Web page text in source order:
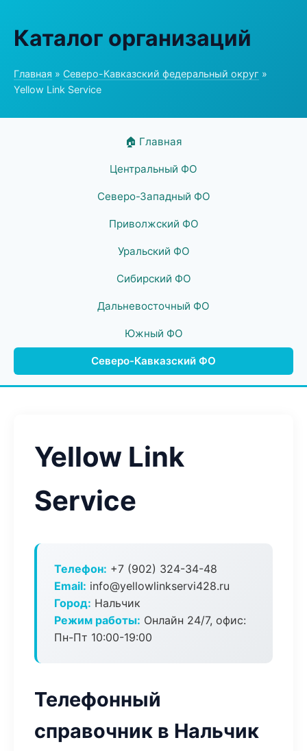
Каталог организаций
Главная » Северо-Кавказский федеральный округ »
Yellow Link Service
🏠 Главная
Центральный ФО
Северо-Западный ФО
Приволжский ФО
Уральский ФО
Сибирский ФО
Дальневосточный ФО
Южный ФО
Северо-Кавказский ФО
Yellow Link
Service
Телефон: +7 (902) 324-34-48
Email: info@yellowlinkservi428.ru
Город: Нальчик
Режим работы: Онлайн 24/7, офис:
Пн-Пт 10:00-19:00
Телефонный
справочник в Нальчик